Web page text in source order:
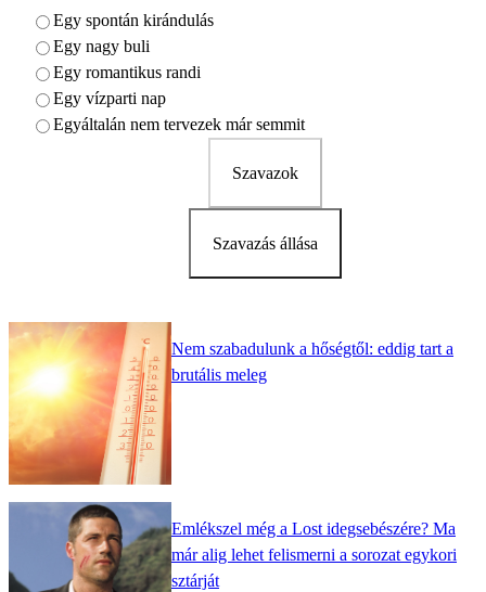
Egy spontán kirándulás
Egy nagy buli
Egy romantikus randi
Egy vízparti nap
Egyáltalán nem tervezek már semmit
Szavazok
Szavazás állása
Nem szabadulunk a hőségtől: eddig tart a
brutális meleg
Emlékszel még a Lost idegsebészére? Ma
már alig lehet felismerni a sorozat egykori
sztárját